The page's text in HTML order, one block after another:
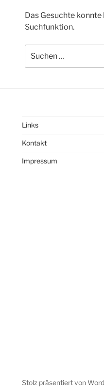
Das Gesuchte
Suchfunktion.
nach:
Links
Kontakt
Impressum
Stolz präsentiert von